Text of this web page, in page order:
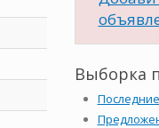
Выборка